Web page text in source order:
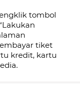
tombol
tiket
kredit, kartu